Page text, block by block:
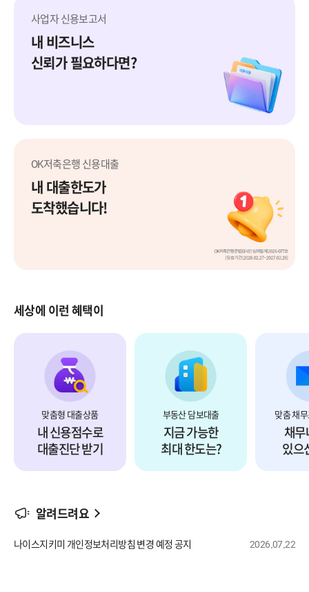
사업자 신용보고서
내 비즈니스
신뢰가 필요하다면?
OK저축은행 신용대출
내 대출한도가
도착했습니다!
세상에 이런 혜택이
맞춤형 대출상품
내 신용점수로
대출진단 받기
신용부터
담보까지 진단
부동산 담보대출
지금 가능한
최대 한도는?
담보계산기로
예측하기
맞춤 채
채
있으
맞춤
확
알려드려요
나이스지키미 개인정보처리방침 변경 예정 공지 2026.07.22